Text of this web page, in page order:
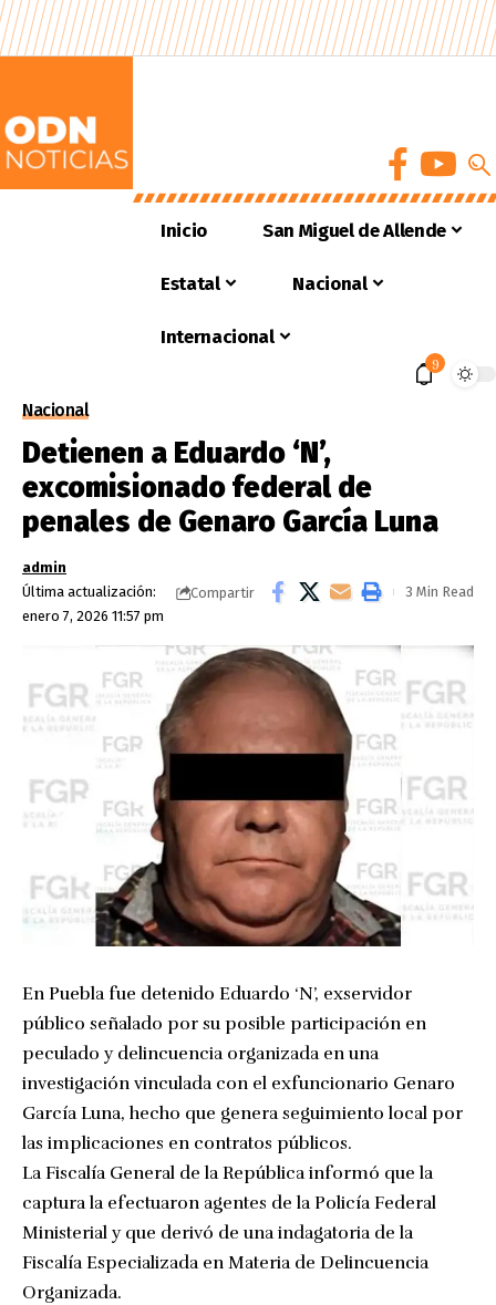
Inicio San Miguel de Allende
Estatal Nacional
Internacional
9
Nacional
Detienen a Eduardo ‘N’,
excomisionado federal de
penales de Genaro García Luna
Última actualización:
enero 7, 2026 11:57 pm
admin
Compartir
3 Min Read
En Puebla fue detenido Eduardo ‘N’, exservidor
público señalado por su posible participación en
peculado y delincuencia organizada en una
investigación vinculada con el exfuncionario Genaro
García Luna, hecho que genera seguimiento local por
las implicaciones en contratos públicos.
La Fiscalía General de la República informó que la
captura la efectuaron agentes de la Policía Federal
Ministerial y que derivó de una indagatoria de la
Fiscalía Especializada en Materia de Delincuencia
Organizada.